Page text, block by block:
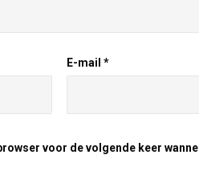
E-mail *
voor de volgende keer